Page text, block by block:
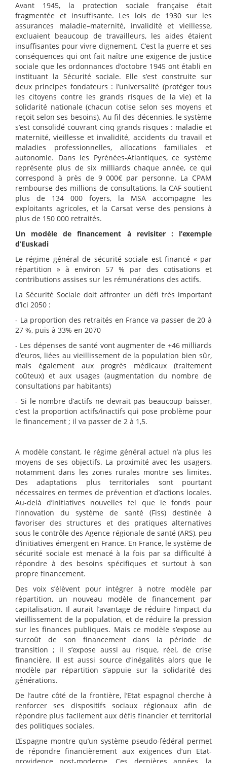
Avant 1945, la protection sociale française était
fragmentée et insuffisante. Les lois de 1930 sur les
assurances maladie–maternité, invalidité et vieillesse,
excluaient beaucoup de travailleurs, les aides étaient
insuffisantes pour vivre dignement. C’est la guerre et ses
conséquences qui ont fait naître une exigence de justice
sociale que les ordonnances d’octobre 1945 ont établi en
instituant la Sécurité sociale. Elle s’est construite sur
deux principes fondateurs : l’universalité (protéger tous
les citoyens contre les grands risques de la vie) et la
solidarité nationale (chacun cotise selon ses moyens et
reçoit selon ses besoins). Au fil des décennies, le système
s’est consolidé couvrant cinq grands risques : maladie et
maternité, vieillesse et invalidité, accidents du travail et
maladies professionnelles, allocations familiales et
autonomie. Dans les Pyrénées-Atlantiques, ce système
représente plus de six milliards chaque année, ce qui
correspond à près de 9 000€ par personne. La CPAM
rembourse des millions de consultations, la CAF soutient
plus de 134 000 foyers, la MSA accompagne les
exploitants agricoles, et la Carsat verse des pensions à
plus de 150 000 retraités.
Un modèle de financement à revisiter : l’exemple
d’Euskadi
Le régime général de sécurité sociale est financé « par
répartition » à environ 57 % par des cotisations et
contributions assises sur les rémunérations des actifs.
La Sécurité Sociale doit affronter un défi très important
d’ici 2050 :
- La proportion des retraités en France va passer de 20 à
27 %, puis à 33% en 2070
- Les dépenses de santé vont augmenter de +46 milliards
d’euros, liées au vieillissement de la population bien sûr,
mais également aux progrès médicaux (traitement
coûteux) et aux usages (augmentation du nombre de
consultations par habitants)
- Si le nombre d’actifs ne devrait pas beaucoup baisser,
c’est la proportion actifs/inactifs qui pose problème pour
le financement ; il va passer de 2 à 1,5.
A modèle constant, le régime général actuel n’a plus les
moyens de ses objectifs. La proximité avec les usagers,
notamment dans les zones rurales montre ses limites.
Des adaptations plus territoriales sont pourtant
nécessaires en termes de prévention et d’actions locales.
Au-delà d’initiatives nouvelles tel que le fonds pour
l’innovation du système de santé (Fiss) destinée à
favoriser des structures et des pratiques alternatives
sous le contrôle des Agence régionale de santé (ARS), peu
d’initiatives émergent en France. En France, le système de
sécurité sociale est menacé à la fois par sa difficulté à
répondre à des besoins spécifiques et surtout à son
propre financement.
Des voix s’élèvent pour intégrer à notre modèle par
répartition, un nouveau modèle de financement par
capitalisation. Il aurait l’avantage de réduire l’impact du
vieillissement de la population, et de réduire la pression
sur les finances publiques. Mais ce modèle s’expose au
surcoût de son financement dans la période de
transition ; il s’expose aussi au risque, réel, de crise
financière. Il est aussi source d’inégalités alors que le
modèle par répartition s’appuie sur la solidarité des
générations.
De l’autre côté de la frontière, l’Etat espagnol cherche à
renforcer ses dispositifs sociaux régionaux afin de
répondre plus facilement aux défis financier et territorial
des politiques sociales.
L’Espagne montre qu’un système pseudo-fédéral permet
de répondre financièrement aux exigences d’un Etat-